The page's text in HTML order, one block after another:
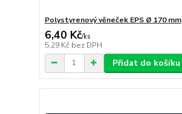
Polystyrenový věneček EPS Ø 170 mm
6,40 Kč/ks
5,29 Kč bez DPH
Přidat do košíku